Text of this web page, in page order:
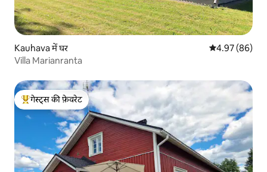
Kauhava में घर औसत रेटिंग 5 में
4.97 (86)
Villa Marianranta
गेस्ट्स का टॉप फ़ेवरेट
गेस्ट्स की फ़ेवरेट